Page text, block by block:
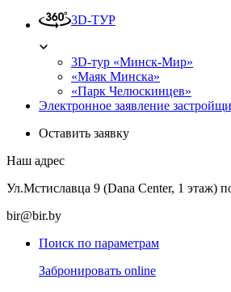
3D-ТУР
3D-тур «Минск-Мир»
«Маяк Минска»
«Парк Челюскинцев»
Электронное заявление
Оставить заявку
Наш адрес
Ул.Мстиславца 9 (Dana Center, 1 этаж)
bir@bir.by
Поиск по параметрам
Забронировать online